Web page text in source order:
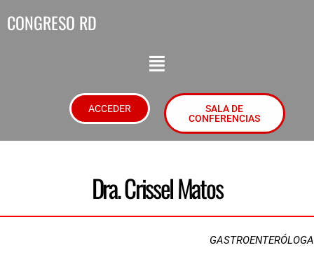
CONGRESO RD
ACCEDER
SALA DE
CONFERENCIAS
Dra. Crissel Matos
GASTROENTERÓLOGA